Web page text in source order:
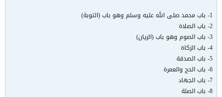
1- باب محمد صلى الله عليه وسلم وهو باب (التوبة)
2- باب الصلاة
3- باب الصوم وهو باب (الريان)
4- باب الزكاة
5- باب الصدقة
6- باب الحج والعمرة
7- باب الجهاد
8- باب الصلة